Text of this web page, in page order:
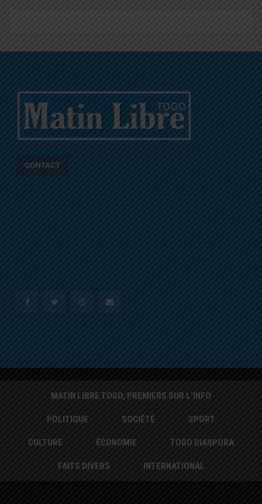
CONTACT
MATIN LIBRE TOGO, PREMIERS SUR L’INFO
POLITIQUE SOCIÉTÉ SPORT
CULTURE ÉCONOMIE TOGO DIASPORA
FAITS DIVERS INTERNATIONAL